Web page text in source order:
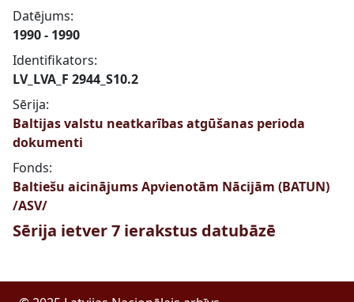
Datējums:
1990 - 1990
Identifikators:
LV_LVA_F 2944_S10.2
Sērija:
Baltijas valstu neatkarības atgūšanas perioda
dokumenti
Fonds:
Baltiešu aicinājums Apvienotām Nācijām (BATUN)
/ASV/
Sērija ietver 7 ierakstus datubāzē